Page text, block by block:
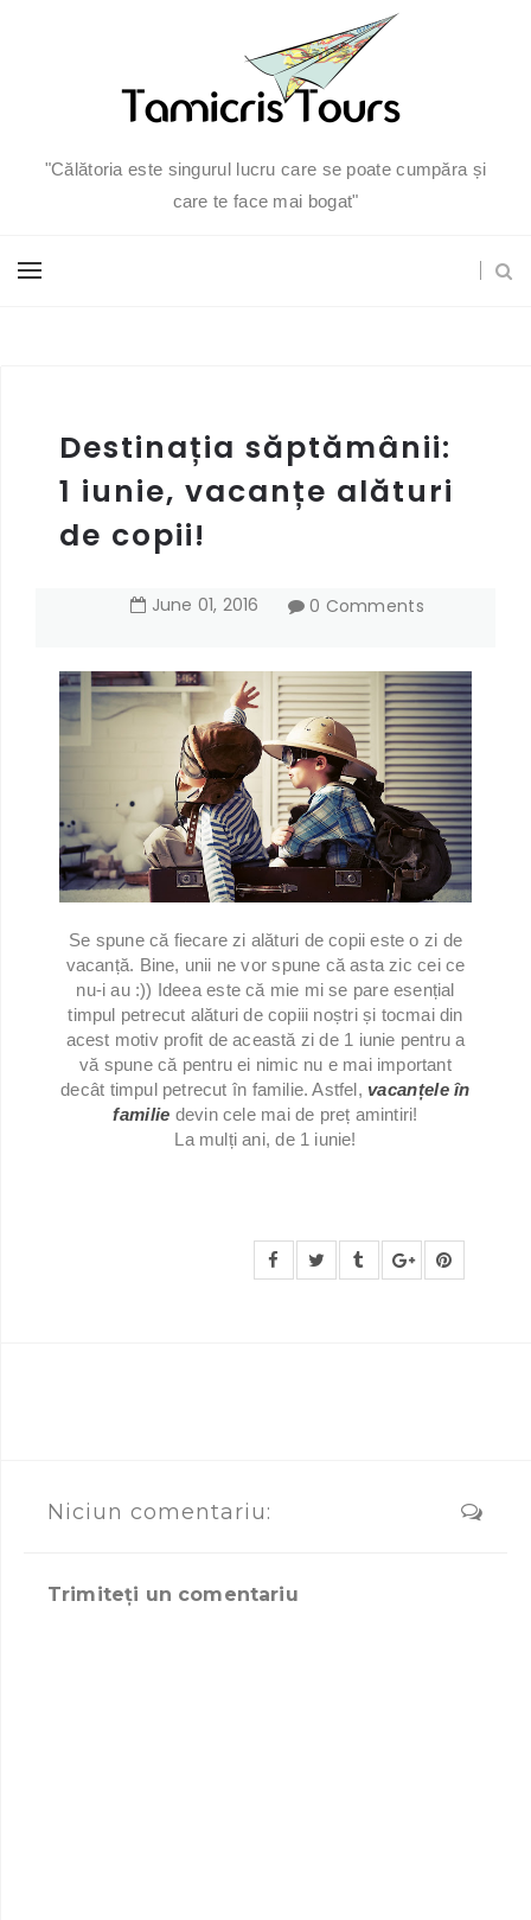
"Călătoria este singurul lucru care se poate cumpăra și
care te face mai bogat"
Destinația săptămânii:
1 iunie, vacanțe alături
de copii!
June 01, 2016 0 Comments
Se spune că fiecare zi alături de copii este o zi de
vacanță. Bine, unii ne vor spune că asta zic cei ce
nu-i au :)) Ideea este că mie mi se pare esențial
timpul petrecut alături de copiii noștri și tocmai din
acest motiv profit de această zi de 1 iunie pentru a
vă spune că pentru ei nimic nu e mai important
decât timpul petrecut în familie. Astfel, vacanțele în
familie devin cele mai de preț amintiri!
La mulți ani, de 1 iunie!
Niciun comentariu:
Trimiteți un comentariu